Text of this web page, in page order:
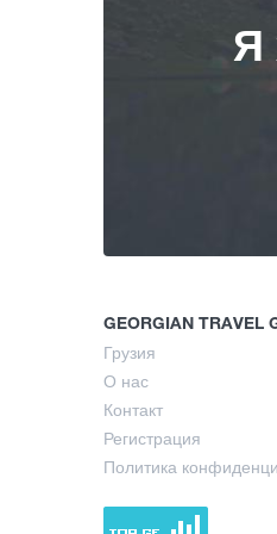
Я
GEORGIAN TRAVEL
Грузия
О нас
Контакт
Регистрация
Политика